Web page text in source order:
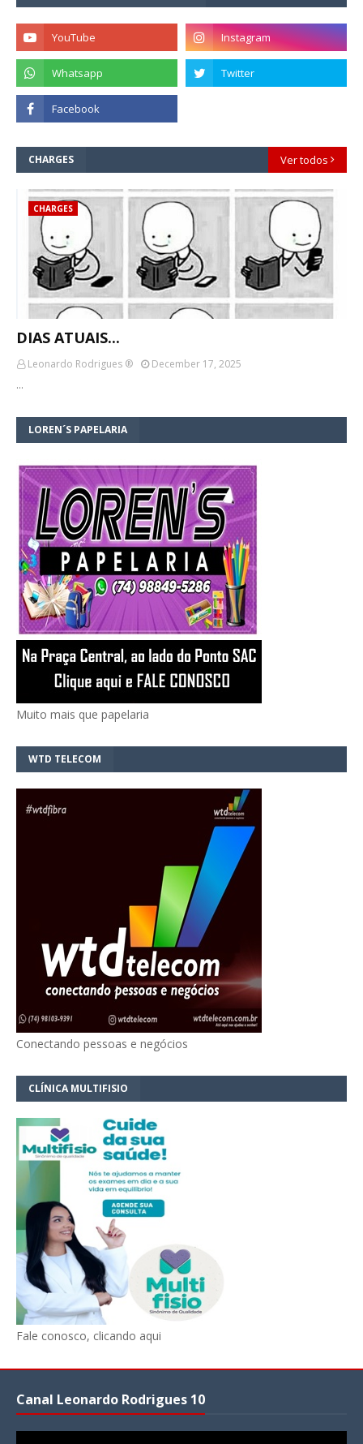
CHARGES Ver todos
CHARGES
DIAS ATUAIS...
Leonardo Rodrigues ®
December 17, 2025
…
LOREN´S PAPELARIA
Muito mais que papelaria
WTD TELECOM
Conectando pessoas e negócios
CLÍNICA MULTIFISIO
Fale conosco, clicando aqui
Canal Leonardo Rodrigues 10